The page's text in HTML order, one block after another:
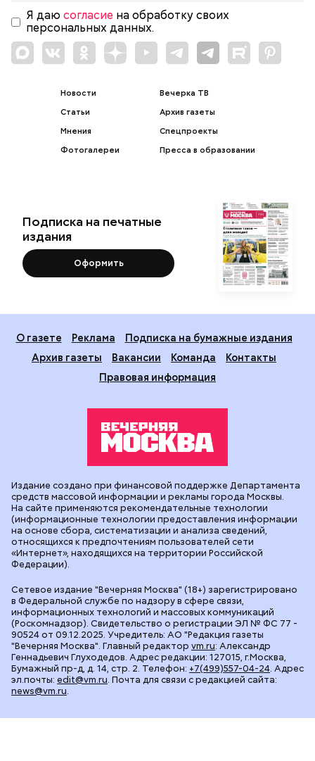
Я даю согласие на обработку своих
персональных данных.
Новости
Статьи
Мнения
Фотогалереи
Вечерка ТВ
Архив газеты
Спецпроекты
Пресса в образовании
Подписка на печатные
издания
Оформить
О газете Реклама
Подписка на бумажные издания
Архив газеты
Вакансии Команда
Контакты
Правовая информация
Сетевое издание "Вечерняя Москва" (18+) зарегистрировано
в Федеральной службе по надзору в сфере связи,
информационных технологий и массовых коммуникаций
(Роскомнадзор). Свидетельство о регистрации ЭЛ № ФС 77 -
90524 от 09.12.2025. Учредитель: АО "Редакция газеты
"Вечерняя Москва". Главный редактор vm.ru: Александр
Геннадьевич Глуходедов. Адрес редакции: 127015, г.Москва,
Бумажный пр-д, д. 14, стр. 2. Телефон: +7(499)557-04-24. Адрес
эл.почты: edit@vm.ru. Почта для связи с редакцией сайта:
news@vm.ru.
Издание создано при финансовой поддержке Департамента
средств массовой информации и рекламы города Москвы.
На сайте применяются рекомендательные технологии
(информационные технологии предоставления информации
на основе сбора, систематизации и анализа сведений,
относящихся к предпочтениям пользователей сети
«Интернет», находящихся на территории Российской
Федерации).